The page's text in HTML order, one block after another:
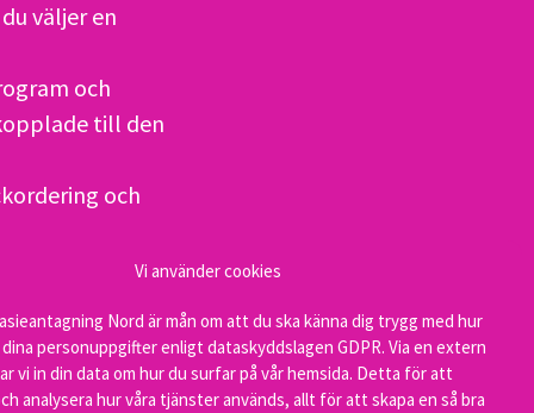
Vi använder cookies
Nord är mån om att du ska känna dig trygg med hur
personuppgifter enligt dataskyddslagen GDPR. Via en extern
vi in din data om hur du surfar på vår hemsida. Detta för att
analysera hur våra tjänster används, allt för att skapa en så bra
väljer en
och
till den
och
lärverktyg
den